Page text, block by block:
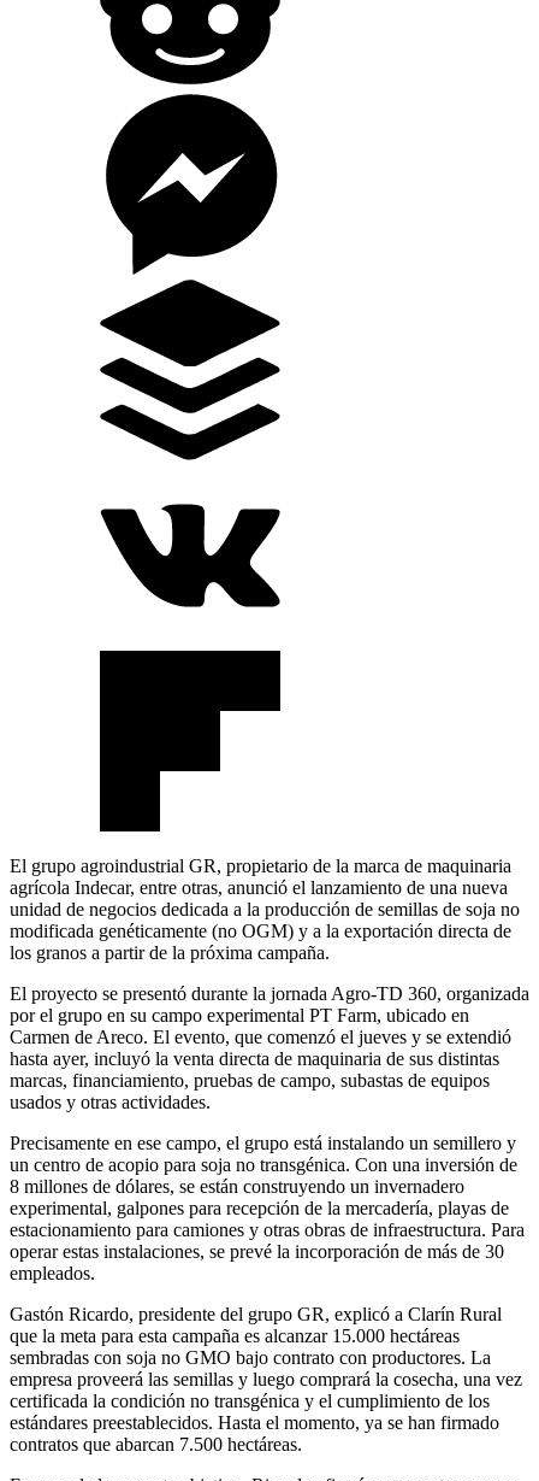
El grupo agroindustrial GR, propietario de la marca de maquinaria
agrícola Indecar, entre otras, anunció el lanzamiento de una nueva
unidad de negocios dedicada a la producción de semillas de soja no
modificada genéticamente (no OGM) y a la exportación directa de
los granos a partir de la próxima campaña.
El proyecto se presentó durante la jornada Agro-TD 360, organizada
por el grupo en su campo experimental PT Farm, ubicado en
Carmen de Areco. El evento, que comenzó el jueves y se extendió
hasta ayer, incluyó la venta directa de maquinaria de sus distintas
marcas, financiamiento, pruebas de campo, subastas de equipos
usados y otras actividades.
Precisamente en ese campo, el grupo está instalando un semillero y
un centro de acopio para soja no transgénica. Con una inversión de
8 millones de dólares, se están construyendo un invernadero
experimental, galpones para recepción de la mercadería, playas de
estacionamiento para camiones y otras obras de infraestructura. Para
operar estas instalaciones, se prevé la incorporación de más de 30
empleados.
Gastón Ricardo, presidente del grupo GR, explicó a Clarín Rural
que la meta para esta campaña es alcanzar 15.000 hectáreas
sembradas con soja no GMO bajo contrato con productores. La
empresa proveerá las semillas y luego comprará la cosecha, una vez
certificada la condición no transgénica y el cumplimiento de los
estándares preestablecidos. Hasta el momento, ya se han firmado
contratos que abarcan 7.500 hectáreas.